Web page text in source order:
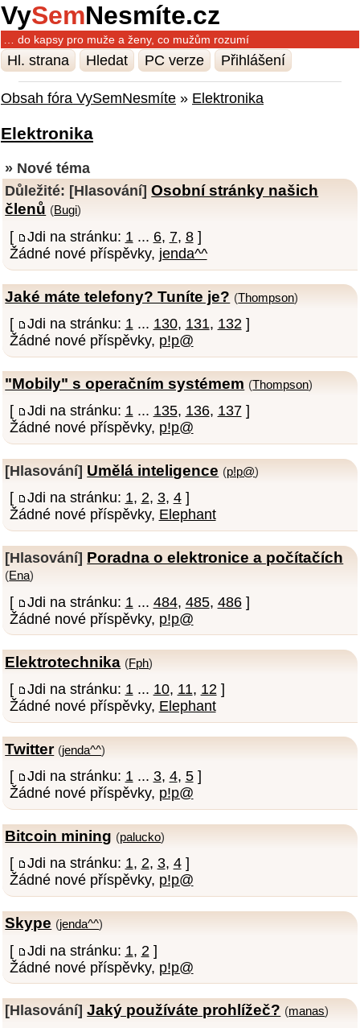
VySemNesmíte.cz
… do kapsy pro muže a ženy, co mužům rozumí
Hl. strana Hledat PC verze Přihlášení
Obsah fóra VySemNesmíte » Elektronika
Elektronika
» Nové téma
Důležité: [Hlasování] Osobní stránky našich
členů (Bugi)
[ Jdi na stránku: 1 ... 6, 7, 8]
Žádné nové příspěvky, jenda^^
Jaké máte telefony? Tuníte je? (Thompson)
[ Jdi na stránku: 1... 130, 131, 132]
Žádné nové příspěvky, p!p@
"Mobily" s operačním systémem (Thompson)
[ Jdi na stránku: 1... 135, 136, 137]
Žádné nové příspěvky, p!p@
[Hlasování] Umělá inteligence (p!p@)
[ Jdi na stránku: 1, 2, 3, 4]
Žádné nové příspěvky, Elephant
[Hlasování] Poradna o elektronice a počítačích
(Ena)
[ Jdi na stránku: 1 ... 484, 485, 486]
Žádné nové příspěvky, p!p@
Elektrotechnika (Fph)
[ Jdi na stránku: 1 ... 10, 11, 12 ]
Žádné nové příspěvky, Elephant
Twitter (jenda^^)
[ Jdi na stránku: 1... 3, 4, 5]
Žádné nové příspěvky, p!p@
Bitcoin mining (palucko)
[ Jdi na stránku: 1, 2, 3, 4]
Žádné nové příspěvky, p!p@
Skype (jenda^^)
[ Jdi na stránku: 1, 2 ]
Žádné nové příspěvky, p!p@
[Hlasování] Jaký používáte prohlížeč? (manas)